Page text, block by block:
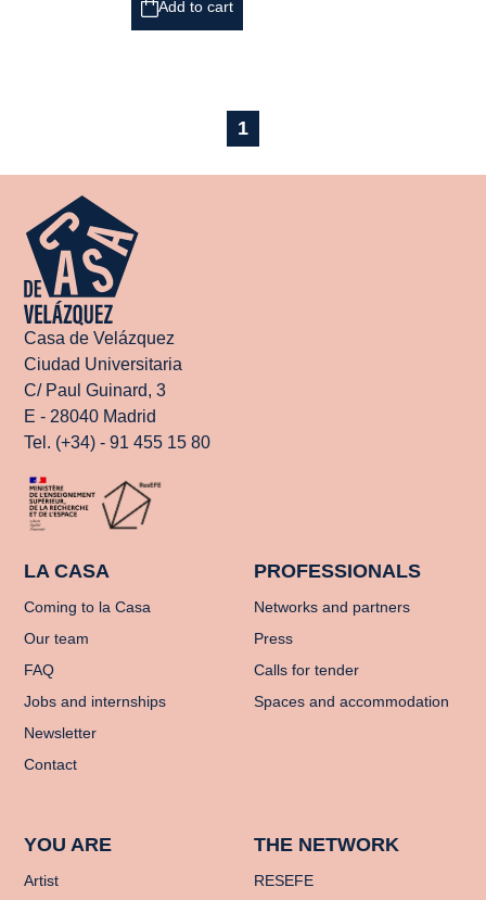
Add to cart
1
Casa de Velázquez
Ciudad Universitaria
C/ Paul Guinard, 3
E - 28040 Madrid
Tel. (+34) - 91 455 15 80
LA CASA
Coming to la Casa
Our team
FAQ
Jobs and internships
Newsletter
Contact
PROFESSIONALS
Networks and partners
Press
Calls for tender
Spaces and accommodation
YOU ARE
Artist
THE NETWORK
RESEFE